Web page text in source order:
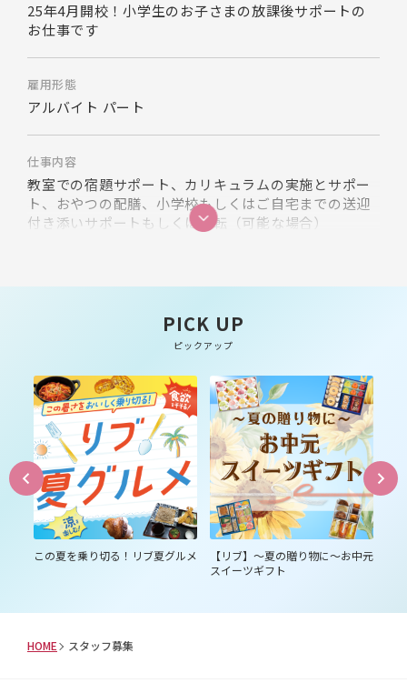
25年4月開校！小学生のお子さまの放課後サポートの
お仕事です
雇用形態
アルバイト パート
仕事内容
教室での宿題サポート、カリキュラムの実施とサポー
ト、おやつの配膳、小学校もしくはご自宅までの送迎
付き添いサポートもしくは運転（可能な場合）
PICK UP
ピックアップ
この夏を乗り切る！リブ夏グルメ
【リブ】～夏の贈り物に～お中元
スイーツギフト
HOME スタッフ募集